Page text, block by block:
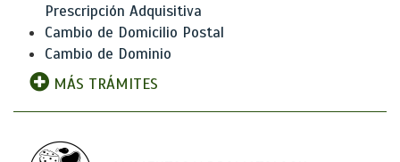
Prescripción Adquisitiva
Cambio de Domicilio Postal
Cambio de Dominio
MÁS TRÁMITES